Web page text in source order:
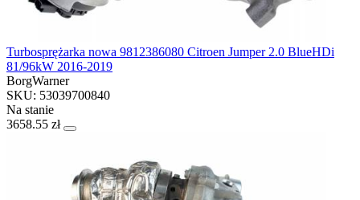
Turbosprężarka nowa 9812386080 Citroen Jumper 2.0 BlueHDi
81/96kW 2016-2019
BorgWarner
SKU: 53039700840
Na stanie
3658.55 zł